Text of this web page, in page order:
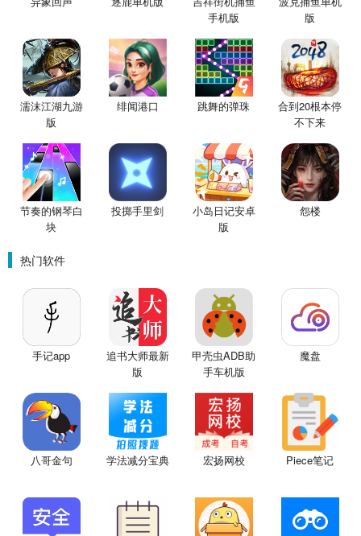
手机版
版
濡沫江湖九游
版
绯闻港口 跳舞的弹珠
合到20根本停
不下来
节奏的钢琴白
块
投掷手里剑
小岛日记安卓
版
怨楼
热门软件
手记app
追书大师最新
版
甲壳虫ADB助
手车机版
魔盘
八哥金句 学法减分宝典 宏扬网校 Piece笔记